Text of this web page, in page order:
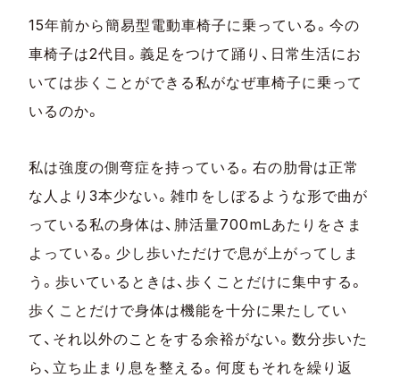
15年前から簡易型電動車椅子に乗っている。今の
車椅子は2代目。義足をつけて踊り、日常生活にお
いては歩くことができる私がなぜ車椅子に乗って
いるのか。
私は強度の側弯症を持っている。右の肋骨は正常
な人より3本少ない。雑巾をしぼるような形で曲が
っている私の身体は、肺活量700mLあたりをさま
よっている。少し歩いただけで息が上がってしま
う。歩いているときは、歩くことだけに集中する。
歩くことだけで身体は機能を十分に果たしてい
て、それ以外のことをする余裕がない。数分歩いた
ら、立ち止まり息を整える。何度もそれを繰り返